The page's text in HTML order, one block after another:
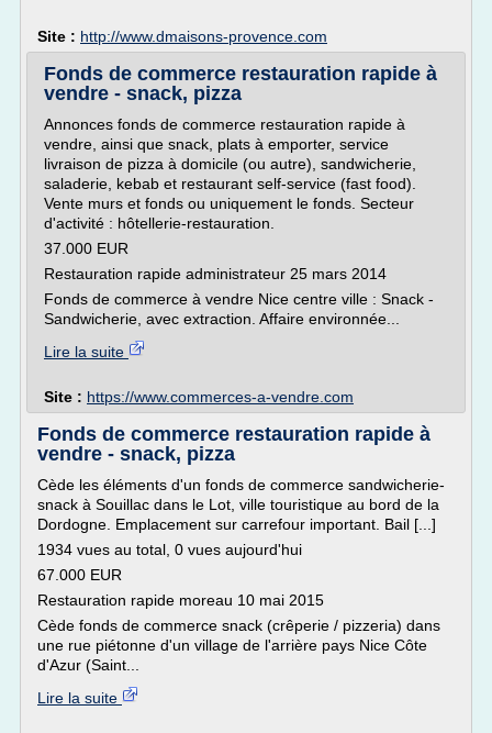
Site : http://www.dmaisons-provence.com
Fonds de commerce restauration rapide à
vendre - snack, pizza
Annonces fonds de commerce restauration rapide à
vendre, ainsi que snack, plats à emporter, service
livraison de pizza à domicile (ou autre), sandwicherie,
saladerie, kebab et restaurant self-service (fast food).
Vente murs et fonds ou uniquement le fonds. Secteur
d'activité : hôtellerie-restauration.
37.000 EUR
Restauration rapide administrateur 25 mars 2014
Fonds de commerce à vendre Nice centre ville : Snack -
Sandwicherie, avec extraction. Affaire environnée...
Lire la suite
Site : https://www.commerces-a-vendre.com
Fonds de commerce restauration rapide à
vendre - snack, pizza
Cède les éléments d'un fonds de commerce sandwicherie-
snack à Souillac dans le Lot, ville touristique au bord de la
Dordogne. Emplacement sur carrefour important. Bail [...]
1934 vues au total, 0 vues aujourd'hui
67.000 EUR
Restauration rapide moreau 10 mai 2015
Cède fonds de commerce snack (crêperie / pizzeria) dans
une rue piétonne d'un village de l'arrière pays Nice Côte
d'Azur (Saint...
Lire la suite